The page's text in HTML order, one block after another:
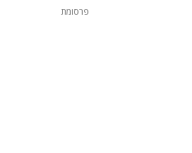
פרסומת